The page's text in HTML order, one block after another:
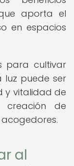
aporta el
en espacios
para cultivar
luz puede ser
y vitalidad de
de
al